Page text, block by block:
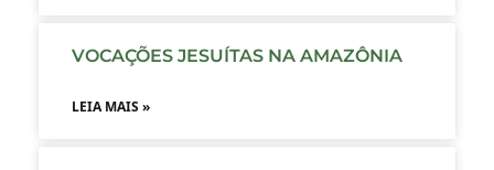
VOCAÇÕES JESUÍTAS NA AMAZÔNIA
LEIA MAIS »